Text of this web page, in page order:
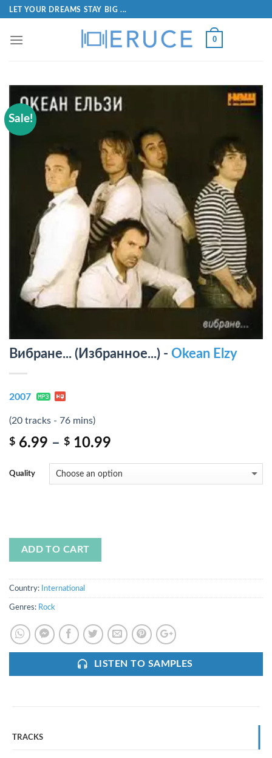
LET YOUR DREAMS STAY BIG ...
0
Sale!
Вибране... (Избранное...) - Okean Elzy
2007
(20 tracks - 76 mins)
$ 6.99 – $ 10.99
Quality
ADD TO CART
Country: International
Genres: Rock
LISTEN TO SAMPLES
TRACKS